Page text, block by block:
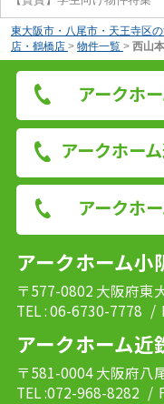
東大阪市・八尾市・天王寺区
店・鶴橋店 > 物件一覧 > 西山
アークホ
アークホー
アークホ
アークホーム小
〒577-0802 大阪府東
TEL : 06-6730-7778 /
アークホーム近
〒581-0004 大阪府八
TEL :072-968-8282 /